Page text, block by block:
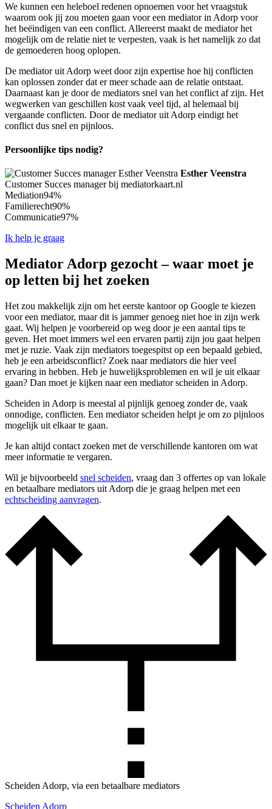
We kunnen een heleboel redenen opnoemen voor het vraagstuk
waarom ook jij zou moeten gaan voor een mediator in Adorp voor
het beëindigen van een conflict. Allereerst maakt de mediator het
mogelijk om de relatie niet te verpesten, vaak is het namelijk zo dat
de gemoederen hoog oplopen.
De mediator uit Adorp weet door zijn expertise hoe hij conflicten
kan oplossen zonder dat er meer schade aan de relatie ontstaat.
Daarnaast kan je door de mediators snel van het conflict af zijn. Het
wegwerken van geschillen kost vaak veel tijd, al helemaal bij
vergaande conflicten. Door de mediator uit Adorp eindigt het
conflict dus snel en pijnloos.
Persoonlijke tips nodig?
Esther Veenstra
Customer Succes manager bij mediatorkaart.nl
Mediation94%
Familierecht90%
Communicatie97%
Ik help je graag
Mediator Adorp gezocht – waar moet je
op letten bij het zoeken
Het zou makkelijk zijn om het eerste kantoor op Google te kiezen
voor een mediator, maar dit is jammer genoeg niet hoe in zijn werk
gaat. Wij helpen je voorbereid op weg door je een aantal tips te
geven. Het moet immers wel een ervaren partij zijn jou gaat helpen
met je ruzie. Vaak zijn mediators toegespitst op een bepaald gebied,
heb je een arbeidsconflict? Zoek naar mediators die hier veel
ervaring in hebben. Heb je huwelijksproblemen en wil je uit elkaar
gaan? Dan moet je kijken naar een mediator scheiden in Adorp.
Scheiden in Adorp is meestal al pijnlijk genoeg zonder de, vaak
onnodige, conflicten. Een mediator scheiden helpt je om zo pijnloos
mogelijk uit elkaar te gaan.
Je kan altijd contact zoeken met de verschillende kantoren om wat
meer informatie te vergaren.
Wil je bijvoorbeeld snel scheiden, vraag dan 3 offertes op van lokale
en betaalbare mediators uit Adorp die je graag helpen met een
echtscheiding aanvragen.
Scheiden Adorp, via een betaalbare mediators
Scheiden Adorp